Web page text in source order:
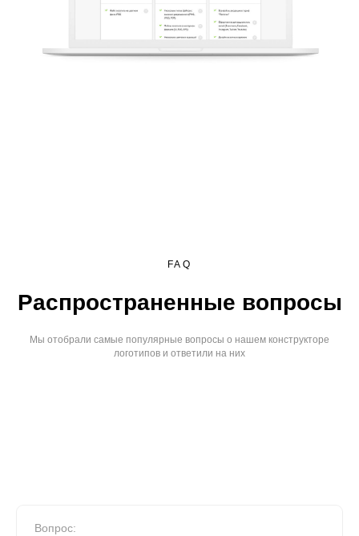
FAQ
Распространенные вопросы
Мы отобрали самые популярные вопросы о нашем конструкторе
логотипов и ответили на них
Вопрос: